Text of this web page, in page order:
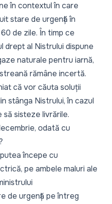
în contextul în care
stare de urgență în
de zile. În timp ce
drept al Nistrului dispune
naturale pentru iarnă,
rămâne incertă.
că vor căuta soluții
stânga Nistrului, în cazul
să sisteze livrările.
odată cu
începe cu
pe ambele maluri ale
de urgență pe întreg